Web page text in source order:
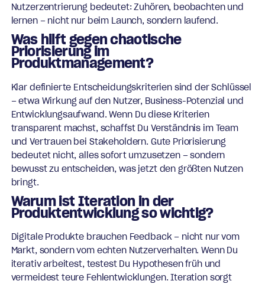
Nutzerzentrierung bedeutet: Zuhören, beobachten und
lernen – nicht nur beim Launch, sondern laufend.
Was hilft gegen chaotische
Priorisierung im
Produktmanagement?
Klar definierte Entscheidungskriterien sind der Schlüssel
– etwa Wirkung auf den Nutzer, Business-Potenzial und
Entwicklungsaufwand. Wenn Du diese Kriterien
transparent machst, schaffst Du Verständnis im Team
und Vertrauen bei Stakeholdern. Gute Priorisierung
bedeutet nicht, alles sofort umzusetzen – sondern
bewusst zu entscheiden, was jetzt den größten Nutzen
bringt.
Warum ist Iteration in der
Produktentwicklung so wichtig?
Digitale Produkte brauchen Feedback – nicht nur vom
Markt, sondern vom echten Nutzerverhalten. Wenn Du
iterativ arbeitest, testest Du Hypothesen früh und
vermeidest teure Fehlentwicklungen. Iteration sorgt